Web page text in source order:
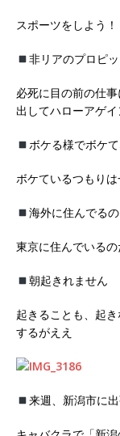
スポーツをしよう！
非リアのプロピ
必死に目の前の仕
出してハローアゲ
ボケる様でボケ
ボケているつもり
海外に住んでるの
東京に住んでいる
朝起きれません
起きることも、起
するがええ
来週、新潟市に出